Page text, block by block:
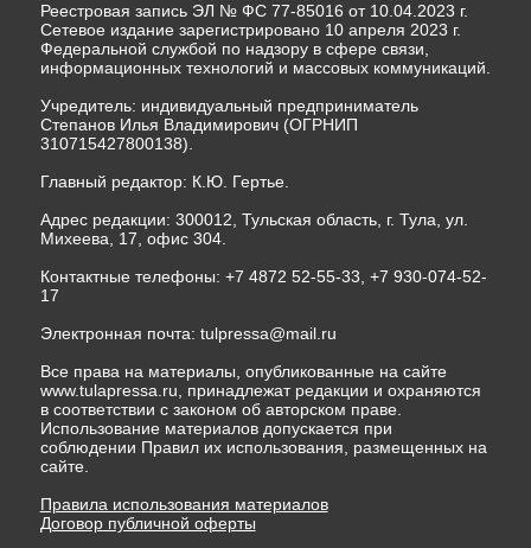
Реестровая запись ЭЛ № ФС 77-85016 от 10.04.2023 г.
Сетевое издание зарегистрировано 10 апреля 2023 г.
Федеральной службой по надзору в сфере связи,
информационных технологий и массовых коммуникаций.
Учредитель: индивидуальный предприниматель
Степанов Илья Владимирович (ОГРНИП
310715427800138).
Главный редактор: К.Ю. Гертье.
Адрес редакции: 300012, Тульская область, г. Тула, ул.
Михеева, 17, офис 304.
Контактные телефоны: +7 4872 52-55-33, +7 930-074-52-
17
Электронная почта: tulpressa@mail.ru
Все права на материалы, опубликованные на сайте
www.tulapressa.ru, принадлежат редакции и охраняются
в соответствии с законом об авторском праве.
Использование материалов допускается при
соблюдении Правил их использования, размещенных на
сайте.
Правила использования материалов
Договор публичной оферты